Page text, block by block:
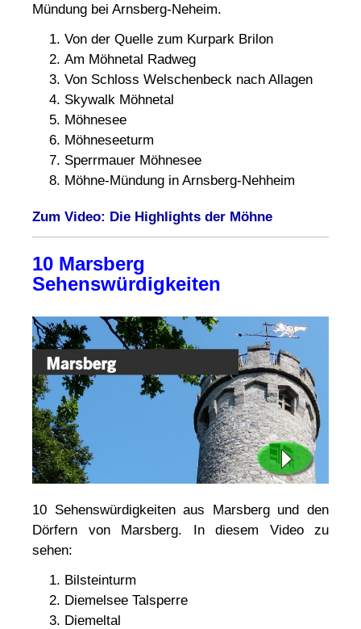
Mündung bei Arnsberg-Neheim.
Von der Quelle zum Kurpark Brilon
Am Möhnetal Radweg
Von Schloss Welschenbeck nach Allagen
Skywalk Möhnetal
Möhnesee
Möhneseeturm
Sperrmauer Möhnesee
Möhne-Mündung in Arnsberg-Nehheim
Zum Video: Die Highlights der Möhne
10 Marsberg
Sehenswürdigkeiten
10 Sehenswürdigkeiten aus Marsberg und den
Dörfern von Marsberg. In diesem Video zu
sehen:
Bilsteinturm
Diemelsee Talsperre
Diemeltal